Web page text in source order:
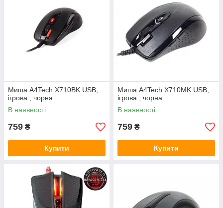
Миша A4Tech X710BK USB,
iгрова , чорна
В наявності
759 ₴
Купити
Миша A4Tech X710MK USB,
iгрова , чорна
В наявності
759 ₴
Купити